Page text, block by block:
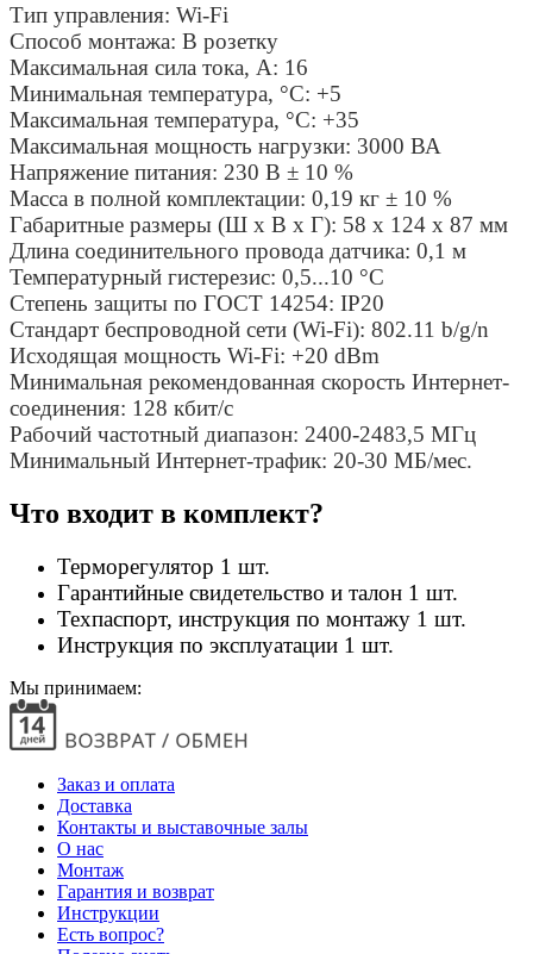
Тип управления: Wi-Fi
Способ монтажа: В розетку
Максимальная сила тока, A: 16
Минимальная температура, °C: +5
Максимальная температура, °C: +35
Максимальная мощность нагрузки: 3000 ВА
Напряжение питания: 230 В ± 10 %
Масса в полной комплектации: 0,19 кг ± 10 %
Габаритные размеры (Ш х В х Г): 58 x 124 x 87 мм
Длина соединительного провода датчика: 0,1 м
Температурный гистерезис: 0,5...10 °С
Степень защиты по ГОСТ 14254: IP20
Стандарт беспроводной сети (Wi-Fi): 802.11 b/g/n
Исходящая мощность Wi-Fi: +20 dBm
Минимальная рекомендованная скорость Интернет-
соединения: 128 кбит/с
Рабочий частотный диапазон: 2400-2483,5 МГц
Минимальный Интернет-трафик: 20-30 МБ/мес.
Что входит в комплект?
Терморегулятор 1 шт.
Гарантийные свидетельство и талон 1 шт.
Техпаспорт, инструкция по монтажу 1 шт.
Инструкция по эксплуатации 1 шт.
Мы принимаем:
Заказ и оплата
Доставка
Контакты и выставочные залы
О нас
Монтаж
Гарантия и возврат
Инструкции
Есть вопрос?